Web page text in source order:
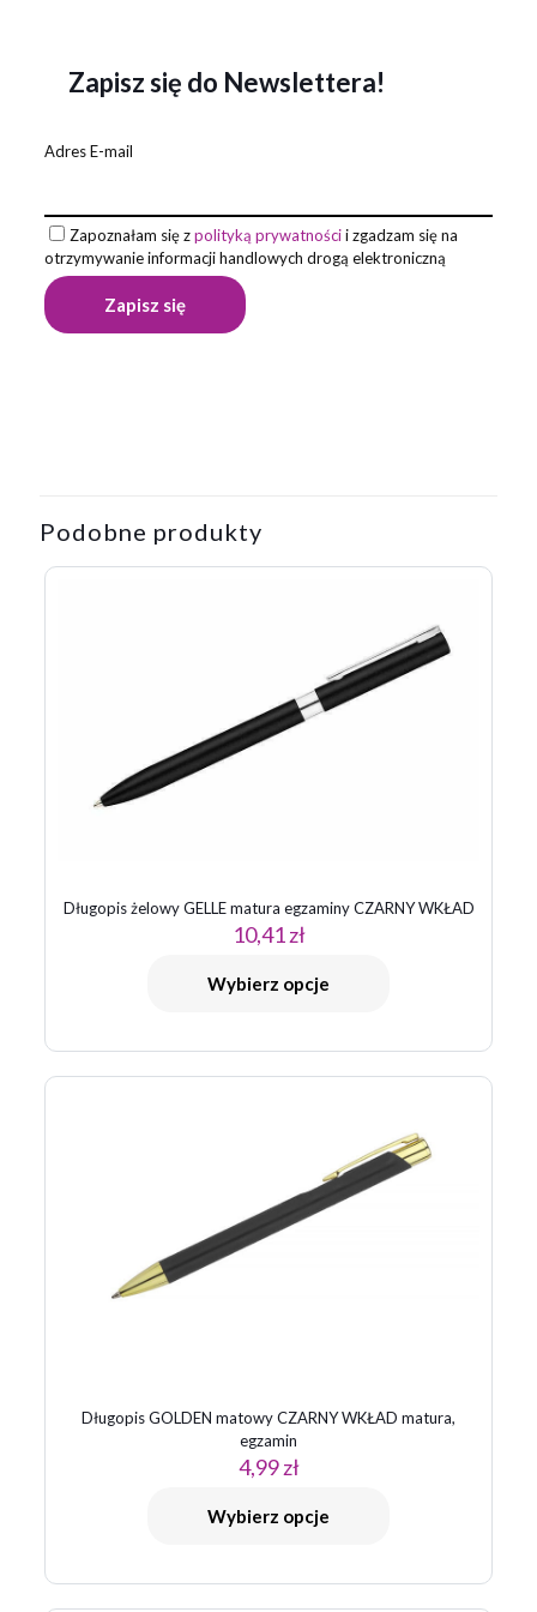
Zapisz się do Newslettera!
Adres E-mail
Zapoznałam się zpolityką prywatnościi zgadzam się na
otrzymywanie informacji handlowych drogą elektroniczną
spinerem SKIPPI – Jabłko”
Twój adres email nie zostanie opublikowany.
Wymagane pola
3 z 5
gwiazdek
4 z 5
mail*
Podobne produkty
Długopis żelowy GELLE matura egzaminy CZARNY WKŁAD
10,41zł
Wybierz opcje
Długopis GOLDEN matowy CZARNY WKŁAD matura,
egzamin
4,99zł
Wybierz opcje